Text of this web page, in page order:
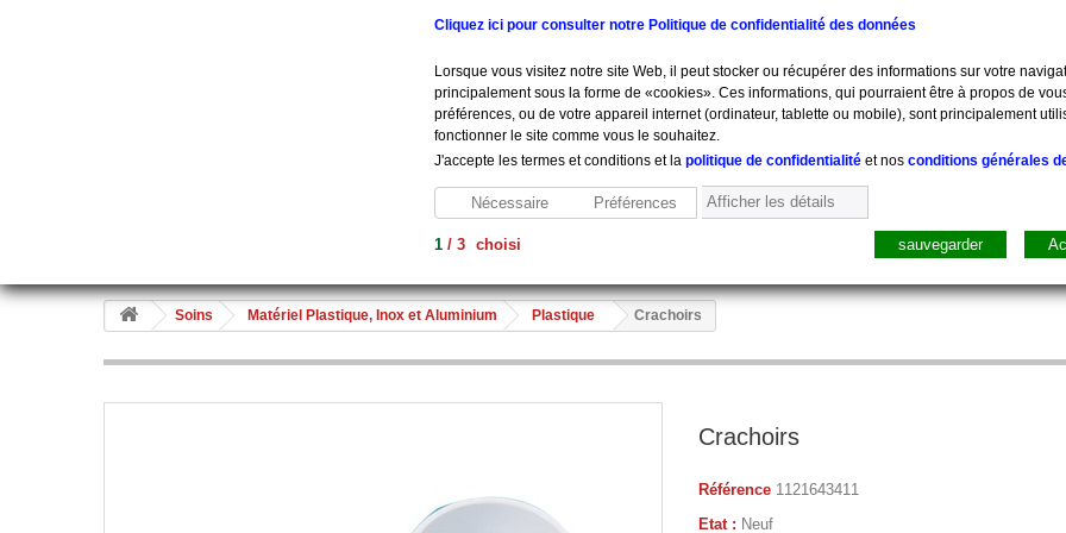
Hygiène Mesure, Pesée Pharmacie Sacs,
Soins Matériel Plastique, Inox et Aluminium Plastique Crachoirs
Crachoirs
Référence 1121643411
Etat : Neuf
Cliquez ici pour consulter notre Politique de confidentialité des données
Lorsque vous visitez notre site Web, il peut stocker ou récupérer des informations sur votre
principalement sous la forme de «cookies». Ces informations, qui pourraient être à propos de
préférences, ou de votre appareil internet (ordinateur, tablette ou mobile), sont principalement
fonctionner le site comme vous le souhaitez.
J'accepte les termes et conditions et la politique de confidentialité et nos conditions générales
Nécessaire Préférences Afficher les détails
1 / 3 choisi sauvegarder